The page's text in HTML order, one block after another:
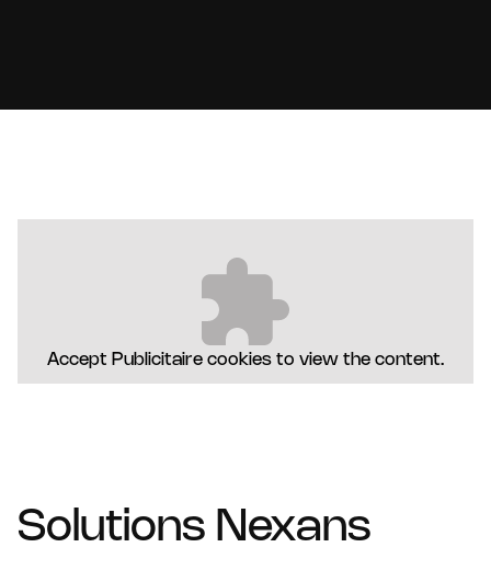
Accept Publicitaire cookies to view the content.
Solutions Nexans